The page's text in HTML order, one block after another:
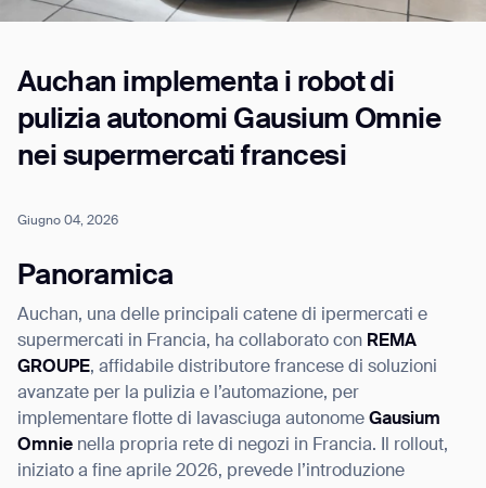
Auchan implementa i robot di
pulizia autonomi Gausium Omnie
nei supermercati francesi
Giugno 04, 2026
Panoramica
Auchan, una delle principali catene di ipermercati e
supermercati in Francia, ha collaborato con REMA
GROUPE, affidabile distributore francese di soluzioni
avanzate per la pulizia e l’automazione, per
implementare flotte di lavasciuga autonome Gausium
Omnie nella propria rete di negozi in Francia. Il rollout,
iniziato a fine aprile 2026, prevede l’introduzione
Job title*
City
Inquiry Type*
Comments